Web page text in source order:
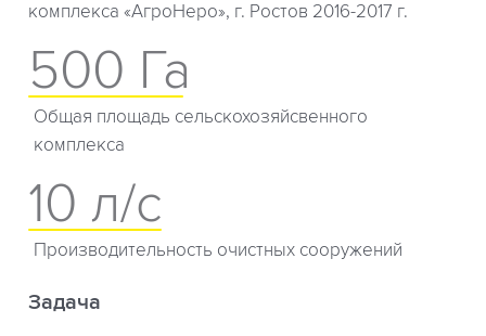
комплекса «АгроНеро», г. Ростов 2016-2017 г.
500 Га
Общая площадь сельскохозяйсвенного
комплекса
10 л/с
Производительность очистных сооружений
Задача